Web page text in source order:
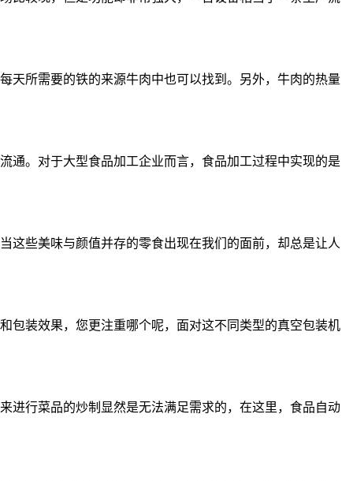
天所需要的铁的来源牛肉中也可以找到。另外，牛肉的热量
通。对于大型食品加工企业而言，食品加工过程中实现的是
这些美味与颜值并存的零食出现在我们的面前，却总是让人
包装效果，您更注重哪个呢，面对这不同类型的真空包装机
进行菜品的炒制显然是无法满足需求的，在这里，食品自动